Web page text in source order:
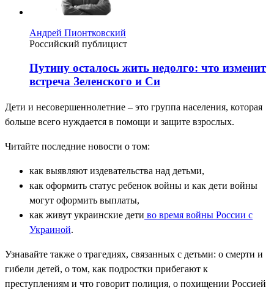
Андрей Пионтковский
Российский публицист
Путину осталось жить недолго: что изменит
встреча Зеленского и Си
Дети и несовершеннолетние – это группа населения, которая
больше всего нуждается в помощи и защите взрослых.
Читайте последние новости о том:
как выявляют издевательства над детьми,
как оформить статус ребенок войны и как дети войны
могут оформить выплаты,
как живут украинские дети во время войны России с
Украиной.
Узнавайте также о трагедиях, связанных с детьми: о смерти и
гибели детей, о том, как подростки прибегают к
преступлениям и что говорит полиция, о похищении Россией